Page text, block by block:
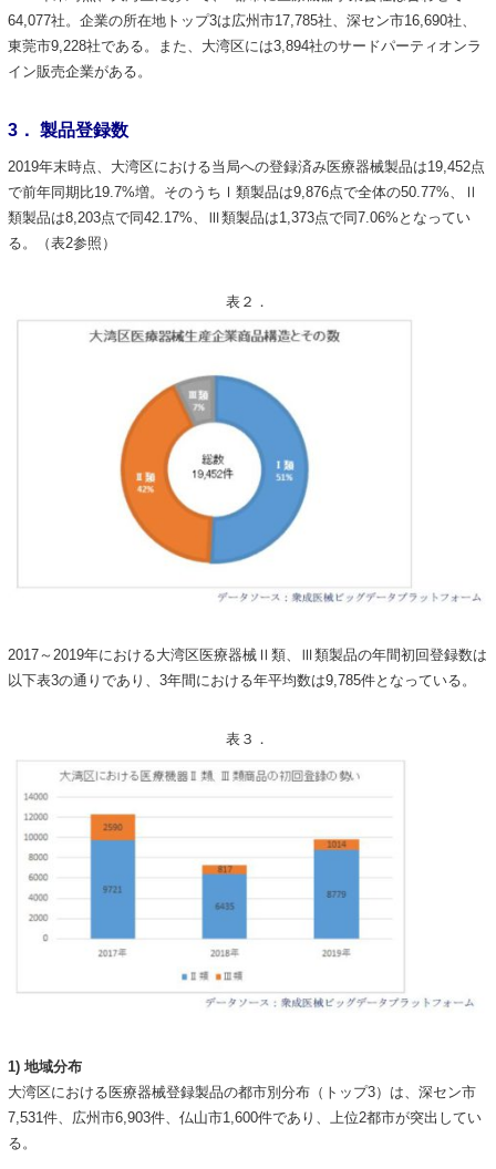
64,077社。企業の所在地トップ3は広州市17,785社、深セン市16,690社、
東莞市9,228社である。また、大湾区には3,894社のサードパーティオンラ
イン販売企業がある。
3． 製品登録数
2019年末時点、大湾区における当局への登録済み医療器械製品は19,452点
で前年同期比19.7%増。そのうちⅠ類製品は9,876点で全体の50.77%、Ⅱ
類製品は8,203点で同42.17%、Ⅲ類製品は1,373点で同7.06%となってい
る。（表2参照）
表２．
2017～2019年における大湾区医療器械Ⅱ類、Ⅲ類製品の年間初回登録数は
以下表3の通りであり、3年間における年平均数は9,785件となっている。
表３．
1) 地域分布
大湾区における医療器械登録製品の都市別分布（トップ3）は、深セン市
7,531件、広州市6,903件、仏山市1,600件であり、上位2都市が突出してい
る。